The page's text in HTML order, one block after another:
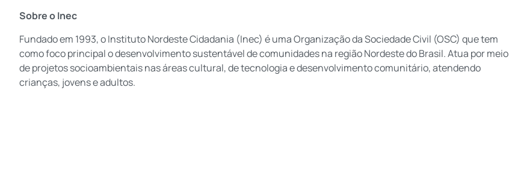
Sobre o Inec
Fundado em 1993, o Instituto Nordeste Cidadania (Inec) é uma Organização da Sociedade Civil (OSC) que tem
como foco principal o desenvolvimento sustentável de comunidades na região Nordeste do Brasil. Atua por meio
de projetos socioambientais nas áreas cultural, de tecnologia e desenvolvimento comunitário, atendendo
crianças, jovens e adultos.